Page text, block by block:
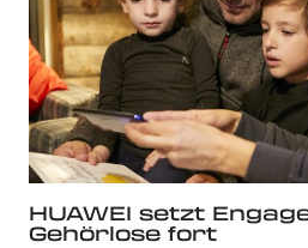
HUAWEI setzt
Gehörlose fort